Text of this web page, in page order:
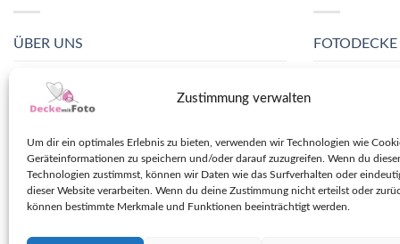
Zustimmung verwalten
Um dir ein optimales Erlebnis zu bieten, verwenden wir Technologien wie
Geräteinformationen zu speichern und/oder darauf zuzugreifen. Wenn du
Technologien zustimmst, können wir Daten wie das Surfverhalten oder
dieser Website verarbeiten. Wenn du deine Zustimmung nicht erteilst oder
können bestimmte Merkmale und Funktionen beeinträchtigt werden.
ÜBER UNS
LIEFERUNG
FAQ
ALLGEMEINE NUTZUNGSBEDINGUNGEN
DATENSCHUTZERKLÄRUNG
FOTODECKE
FOTO-
FOTO-